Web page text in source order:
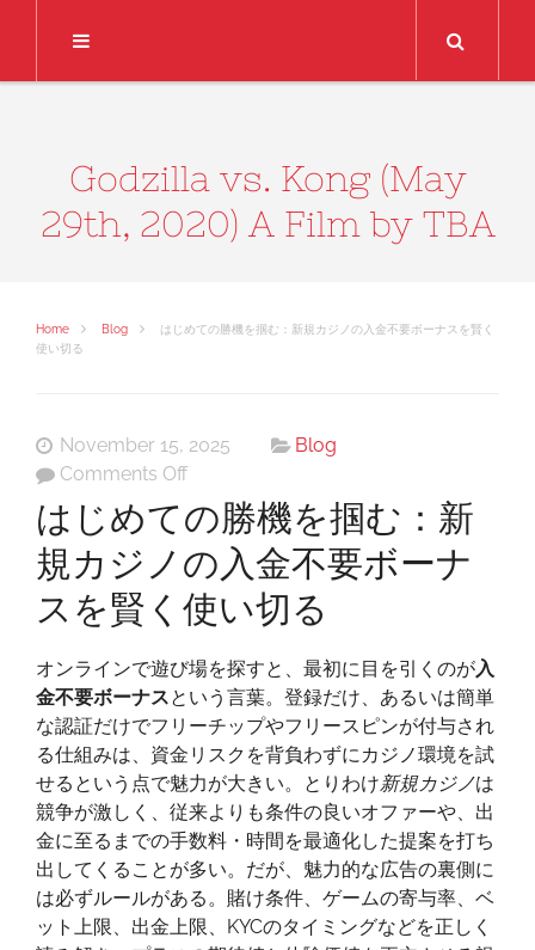
Godzilla vs. Kong (May
29th, 2020) A Film by TBA
Home Blog
はじめての勝機を掴む：新規カジノの入金不要ボーナスを賢く
使い切る
November 15, 2025
Blog
Comments Offon
は
じ
め
て
の
機
を
掴
む：
新
規
カ
ジ
ノ
の
はじめての勝機を掴む：新
規カジノの入金不要ボーナ
スを賢く使い切る
オンラインで遊び場を探すと、最初に目を引くのが入
金不要ボーナスという言葉。登録だけ、あるいは簡単
な認証だけでフリーチップやフリースピンが付与され
る仕組みは、資金リスクを背負わずにカジノ環境を試
せるという点で魅力が大きい。とりわけ新規カジノは
競争が激しく、従来よりも条件の良いオファーや、出
金に至るまでの手数料・時間を最適化した提案を打ち
出してくることが多い。だが、魅力的な広告の裏側に
は必ずルールがある。賭け条件、ゲームの寄与率、ベ
ット上限、出金上限、KYCのタイミングなどを正しく